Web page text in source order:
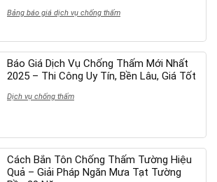
Bảng báo giá dịch vụ chống thấm
Báo Giá Dịch Vụ Chống Thấm Mới Nhất
2025 – Thi Công Uy Tín, Bền Lâu, Giá Tốt
Dịch vụ chống thấm
Cách Bắn Tôn Chống Thấm Tường Hiệu
Quả – Giải Pháp Ngăn Mưa Tạt Tường